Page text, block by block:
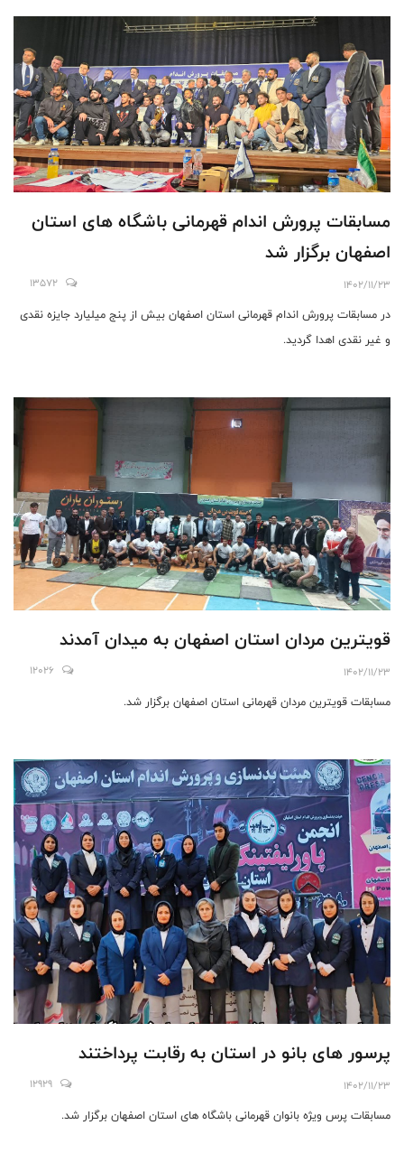
مسابقات پرورش اندام قهرمانی باشگاه های استان
اصفهان برگزار شد
1402/11/23
13572
در مسابقات پرورش اندام قهرمانی استان اصفهان بیش از پنج میلیارد جایزه نقدی
و غیر نقدی اهدا گردید.
قویترین مردان استان اصفهان به میدان آمدند
1402/11/23
12026
مسابقات قویترین مردان قهرمانی استان اصفهان برگزار شد.
پرسور های بانو در استان به رقابت پرداختند
1402/11/23
12929
مسابقات پرس ویژه بانوان قهرمانی باشگاه های استان اصفهان برگزار شد.